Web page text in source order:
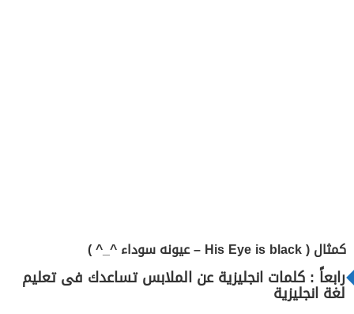
كمثال ( His Eye is black – عيونه سوداء ^_^ )
رابعاً : كلمات انجليزية عن الملابس تساعدك فى تعليم
لغة انجليزية